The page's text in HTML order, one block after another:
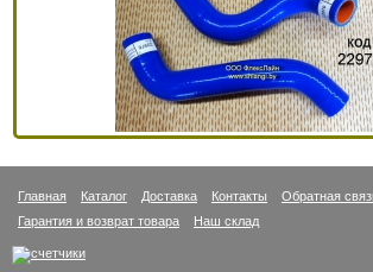
Главная Каталог Доставка Контакты
Обратная
Гарантия и возврат товара
Наш склад